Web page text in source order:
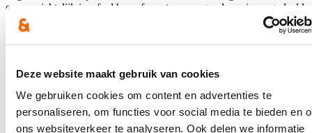
Deze website maakt gebruik van cookies
We gebruiken cookies om content en advertenties te
personaliseren, om functies voor social media te bieden en
ons websiteverkeer te analyseren. Ook delen we informatie
onoverzichtelijk is, of ad hoc of apart per zorgverlener i.p.v. gedeeld
met het hele zorgteam.
Alivia zal in het voorjaar van 2024 uitgetest worden bij patiënten in
Vlaanderen: Zuid-West-Vlaanderen en Antwerpen. Na deze
testperiode zal Alivia systematisch uitgerold worden over heel
Vlaanderen.